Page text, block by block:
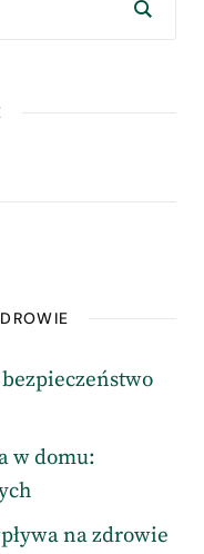
w domu:
na zdrowie